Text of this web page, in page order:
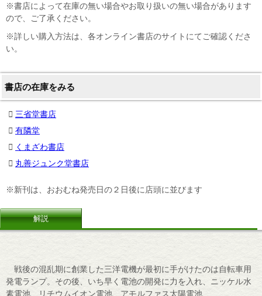
※書店によって在庫の無い場合やお取り扱いの無い場合があります
ので、ご了承ください。
※詳しい購入方法は、各オンライン書店のサイトにてご確認くださ
い。
書店の在庫をみる
三省堂書店
有隣堂
くまざわ書店
丸善ジュンク堂書店
※新刊は、おおむね発売日の２日後に店頭に並びます
解説
戦後の混乱期に創業した三洋電機が最初に手がけたのは自転車用
発電ランプ。その後、いち早く電池の開発に力を入れ、ニッケル水
素電池、リチウムイオン電池、アモルファス太陽電池、